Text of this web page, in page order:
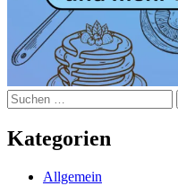
Suchen
nach:
Kategorien
Allgemein